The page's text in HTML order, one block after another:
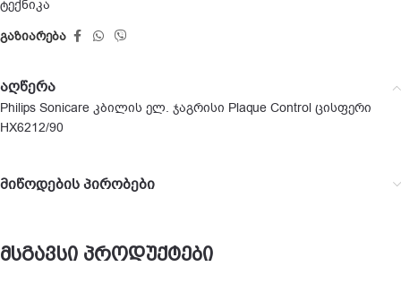
ტექნიკა
გაზიარება
აღწერა
Philips Sonicare კბილის ელ. ჯაგრისი Plaque Control ცისფერი
HX6212/90
მიწოდების პირობები
მსგავსი პროდუქტები